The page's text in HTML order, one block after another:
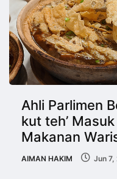
Ahli Parlimen
kut teh’
Makanan
AIMAN HAKIM Jun 7,